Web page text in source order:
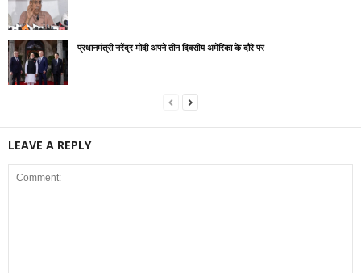
प्रधानमंत्री नरेंद्र मोदी अपने तीन दिवसीय अमेरिका के दौरे पर
LEAVE A REPLY